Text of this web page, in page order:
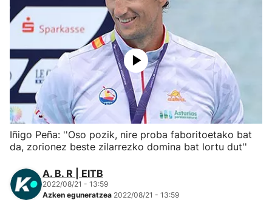
Herri-kirolak
Eskubaloia
Kirolak 360
Atletismoa
Mendi-lasterketak
Kirol gehiago
Iñigo Peña: ''Oso pozik, nire proba faboritoetako bat
da, zorionez beste zilarrezko domina bat lortu dut''
A. B. R | EITB
2022/08/21 - 13:59
Azken eguneratzea 2022/08/21 - 13:59